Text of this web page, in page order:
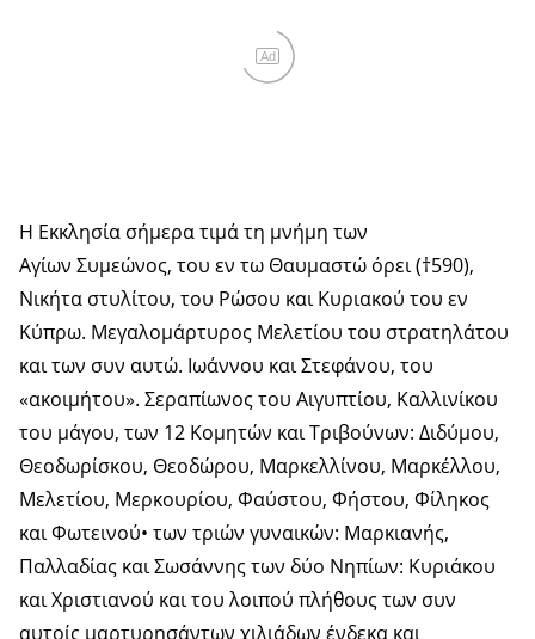
Ad
Η Εκκλησία σήμερα τιμά τη μνήμη των
Αγίων Συμεώνος, του εν τω Θαυμαστώ όρει (†590),
Νικήτα στυλίτου, του Ρώσου και Κυριακού του εν
Κύπρω. Μεγαλομάρτυρος Μελετίου του στρατηλάτου
και των συν αυτώ. Ιωάννου και Στεφάνου, του
«ακοιμήτου». Σεραπίωνος του Αιγυπτίου, Καλλινίκου
του μάγου, των 12 Κομητών και Τριβούνων: Διδύμου,
Θεοδωρίσκου, Θεοδώρου, Μαρκελλίνου, Μαρκέλλου,
Μελετίου, Μερκουρίου, Φαύστου, Φήστου, Φίληκος
και Φωτεινού• των τριών γυναικών: Μαρκιανής,
Παλλαδίας και Σωσάννης των δύο Νηπίων: Κυριάκου
και Χριστιανού και του λοιπού πλήθους των συν
αυτοίς μαρτυρησάντων χιλιάδων ένδεκα και